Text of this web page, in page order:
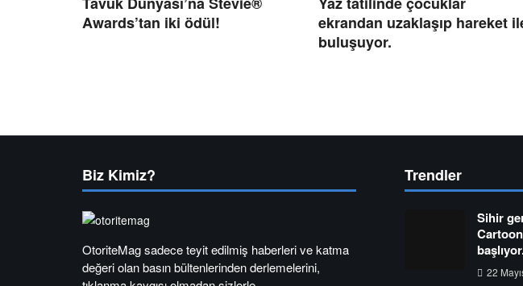
Awards’tan iki ödül!
ekrandan uzaklaşıp hareket
buluşuyor.
Biz Kimiz?
OtoriteMag sadece teyit edilmiş haberleri ve katma
değeri olan basın bültenlerinden derlemelerini,
Trendler
Sihir
22